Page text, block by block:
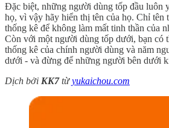
Đặc biệt, những người dùng tốp đầu luôn
họ, vì vậy hãy hiển thị tên của họ. Chỉ tên
thống kê để không làm mất tinh thần của
Còn với một người dùng tốp dưới, bạn có
thống kê của chính người dùng và năm
dưới - và đừng để những người bên dưới
Dịch bởi KK7từyukaichou.com